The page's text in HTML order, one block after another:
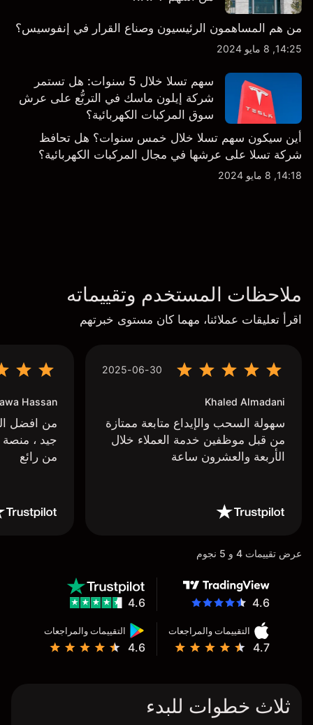
من هم المساهمون الرئيسيون وصناع القرار في إنفوسيس؟
14:25, 8 مايو 2024
سهم تسلا خلال 5 سنوات: هل تستمر
شركة إيلون ماسك في التربُّع على عرش
سوق المركبات الكهربائية؟
أين سيكون سهم تسلا خلال خمس سنوات؟ هل تحافظ
شركة تسلا على عرشها في مجال المركبات الكهربائية؟
14:18, 8 مايو 2024
ملاحظات المستخدم وتقييماته
اقرأ تعليقات عملائنا، مهما كان مستوى خبرتهم
2025-06-30
Khaled Almadani
سهولة السحب والإيداع متابعة ممتازة
من قبل موظفين خدمة العملاء خلال
الأربعة والعشرون ساعة
Hassan
من افضل
جيد ،
من رائع
عرض تقييمات 4 و 5 نجوم
4.6
التقييمات والمراجعات
4.7
التقييمات والمراجعات
4.6
4.6
ثلاث خطوات للبدء